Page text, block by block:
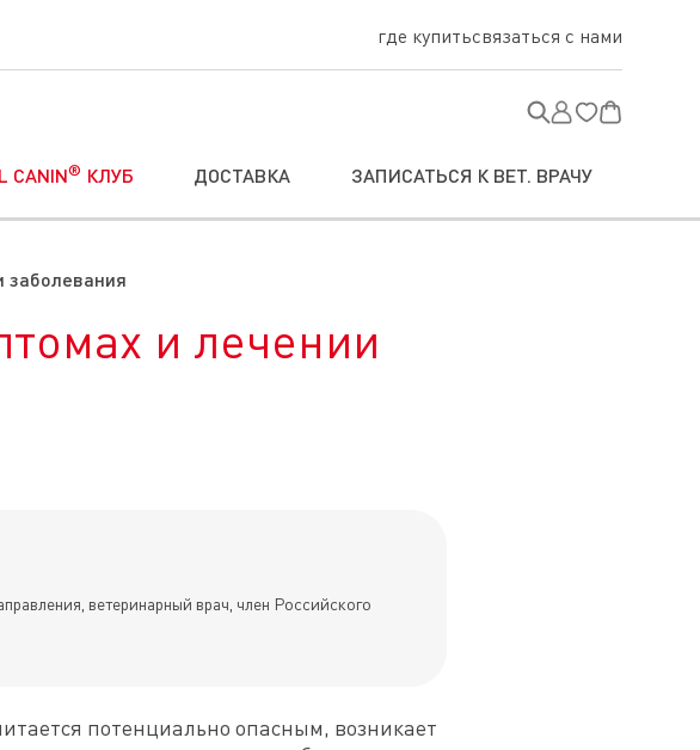
где купитьсвязаться с нами
CANIN® КЛУБ ДОСТАВКА ЗАПИСАТЬСЯ К ВЕТ. ВРАЧУ
заболевания
и лечении
ветеринарный врач, член Российского
потенциально опасным, возникает